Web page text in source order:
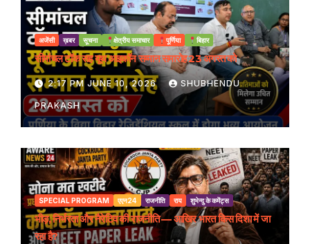
अजेंसी ख़बर सूचना क्षेत्रीय समाचार पूर्णिया बिहार
सीमांचल टॉक सह यूथ आइकॉन सम्मान समारोह 23 अगस्त को
2:17 PM JUNE 10, 2026 SHUBHENDU
PRAKASH
SPECIAL PROGRAM एएन24 राजनीति राय शुभेन्दु के कमेंट्स
भीड़, निर्भरता और नैरेटिव की राजनीति — आखिर भारत किस दिशा में जा
रहा है?